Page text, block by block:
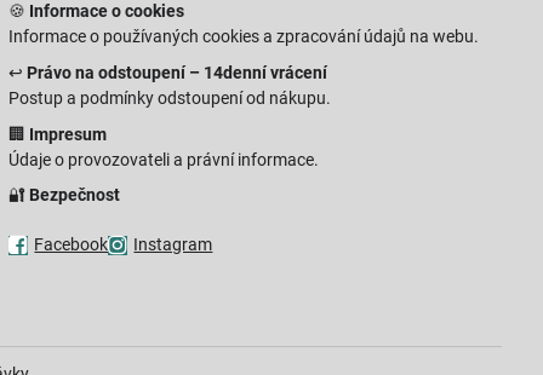
🍪 Informace o cookies
Informace o používaných cookies a zpracování údajů na webu.
↩️ Právo na odstoupení – 14denní vrácení
Postup a podmínky odstoupení od nákupu.
🏢 Impresum
Údaje o provozovateli a právní informace.
🔐 Bezpečnost
Facebook Instagram